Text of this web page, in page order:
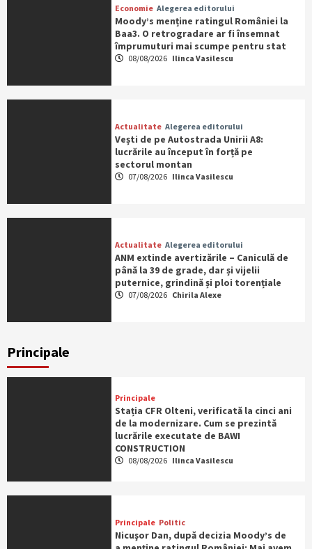
Economie Alegerea editorului
Moody’s menține ratingul României la
Baa3. O retrogradare ar fi însemnat
împrumuturi mai scumpe pentru stat
08/08/2026 Ilinca Vasilescu
Actualitate Alegerea editorului
Vești de pe Autostrada Unirii A8:
lucrările au început în forță pe
sectorul montan
07/08/2026 Ilinca Vasilescu
Actualitate Alegerea editorului
ANM extinde avertizările – Caniculă de
până la 39 de grade, dar și vijelii
puternice, grindină și ploi torențiale
07/08/2026 Chirila Alexe
Principale
Principale
Stația CFR Olteni, verificată la cinci ani
de la modernizare. Cum se prezintă
lucrările executate de BAWI
CONSTRUCTION
08/08/2026 Ilinca Vasilescu
Principale Politic
Nicuşor Dan, după decizia Moody’s de